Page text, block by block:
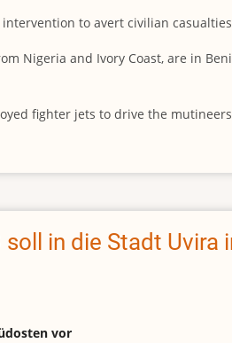
to avert civilian casualties
Nigeria and Ivory Coast, are in
fighter jets to drive the
in die Stadt Uvira
vor